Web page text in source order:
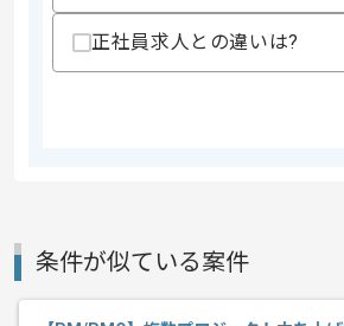
スキルに不安が
上記に似た経
支払いサイト
正社員求人との違いは?
条件が似ている案件